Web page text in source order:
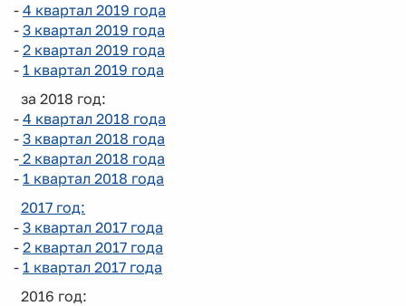
- 4 квартал 2019 года
- 3 квартал 2019 года
- 2 квартал 2019 года
- 1 квартал 2019 года
за 2018 год:
- 4 квартал 2018 года
- 3 квартал 2018 года
- 2 квартал 2018 года
- 1 квартал 2018 года
2017 год:
- 3 квартал 2017 года
- 2 квартал 2017 года
- 1 квартал 2017 года
2016 год: